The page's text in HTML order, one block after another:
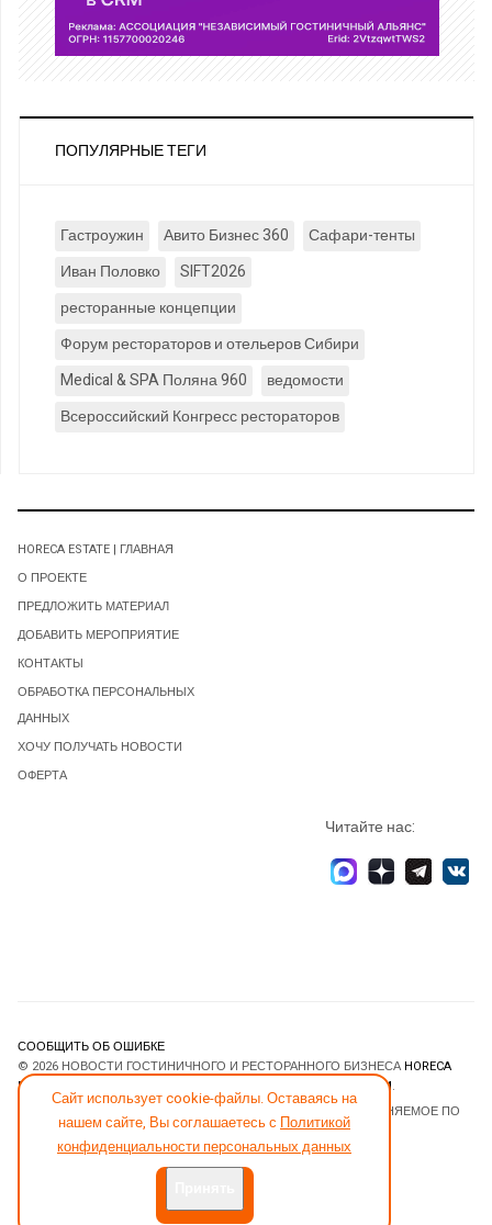
ПОПУЛЯРНЫЕ ТЕГИ
Гастроужин Авито Бизнес 360
Сафари-тенты
Иван Половко
SIFT2026
ресторанные концепции
Форум рестораторов и отельеров Сибири
Medical & SPA Поляна 960
ведомости
Всероссийский Конгресс рестораторов
Сайт использует cookie-файлы. Оставаясь на
нашем сайте, Вы соглашаетесь с Политикой
конфиденциальности персональных данных
HORECA ESTATE | ГЛАВНАЯ
О ПРОЕКТЕ
ПРЕДЛОЖИТЬ МАТЕРИАЛ
ДОБАВИТЬ МЕРОПРИЯТИЕ
КОНТАКТЫ
ОБРАБОТКА ПЕРСОНАЛЬНЫХ
ДАННЫХ
ХОЧУ ПОЛУЧАТЬ НОВОСТИ
ОФЕРТА
Читайте нас:
СООБЩИТЬ ОБ ОШИБКЕ
© 2026 НОВОСТИ ГОСТИНИЧНОГО И РЕСТОРАННОГО БИЗНЕСА HORECA
ESTATE
JOOMLART.COM.
- ПРОГРАММНОЕ ОБЕСПЕЧЕНИЕ, РАСПРОСТРАНЯЕМОЕ ПО
ЛИЦЕНЗИИGNU GENERAL PUBLIC LICENSE.